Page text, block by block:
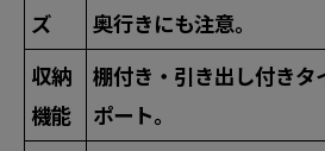
ズ
奥行きにも注意。
収納
機能
棚付き・引き出し付きタ
ポート。